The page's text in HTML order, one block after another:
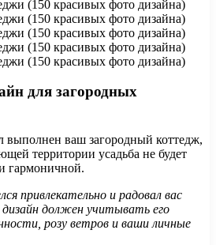
для загородных
выполнен ваш загородный коттедж,
территории усадьба не будет
гармоничной.
привлекательно и радовал вас
должен учитывать его
розу ветров и ваши личные